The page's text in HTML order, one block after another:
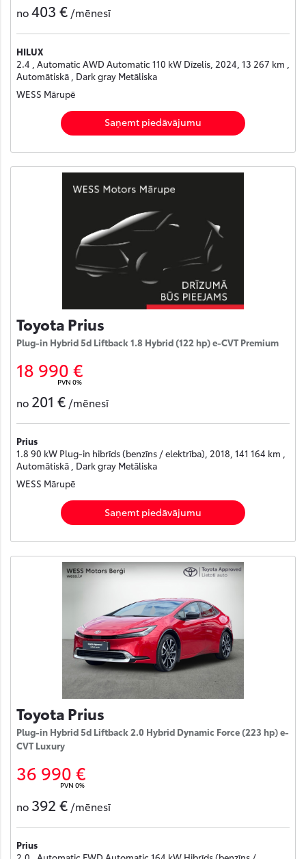
no403 € /mēnesī
HILUX
2.4 , Automatic AWD Automatic 110 kW Dīzelis, 2024, 13 267 km ,
Automātiskā , Dark gray Metāliska
WESS Mārupē
Saņemt piedāvājumu
Toyota Prius
Plug-in Hybrid 5d Liftback 1.8 Hybrid (122 hp) e-CVT Premium
18 990 €
PVN 0%
no 201 € /mēnesī
Prius
1.8 90 kW Plug-in hibrīds (benzīns / elektrība), 2018, 141 164 km ,
Automātiskā , Dark gray Metāliska
WESS Mārupē
Saņemt piedāvājumu
Toyota Prius
Plug-in Hybrid 5d Liftback 2.0 Hybrid Dynamic Force (223 hp) e-
CVT Luxury
36 990 €
PVN 0%
no 392 € /mēnesī
Prius